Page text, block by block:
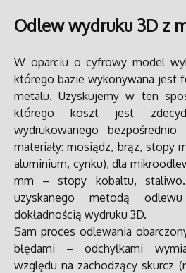
Odlew wydruku 3D z
W oparciu o cyfrowy model
którego bazie wykonywana jest
metalu. Uzyskujemy w ten
którego koszt jest
wydrukowanego
materiały: mosiądz, brąz, stopy
aluminium, cynku), dla
mm – stopy kobaltu, staliwo.
uzyskanego metodą
dokładnością wydruku 3D.
Sam proces odlewania
błędami – odchyłkami
względu na zachodzący skurcz